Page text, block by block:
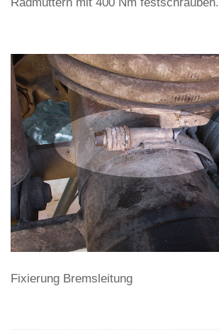
Fixierung Bremsleitung